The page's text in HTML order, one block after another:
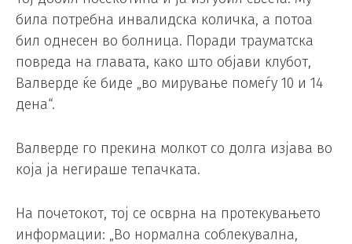
била потребна инвалидска количка, а потоа
бил однесен во болница. Поради трауматска
повреда на главата, како што објави клубот,
Валверде ќе биде „во мирување помеѓу 10 и 14
дена“.
Валверде го прекина молкот со долга изјава во
која ја негираше тепачката.
На почетокот, тој се осврна на протекувањето
информации: „Во нормална соблекувална,